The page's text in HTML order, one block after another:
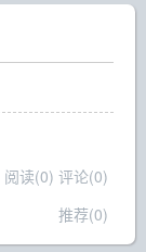
阅读(0) 评论(0)
推荐(0)